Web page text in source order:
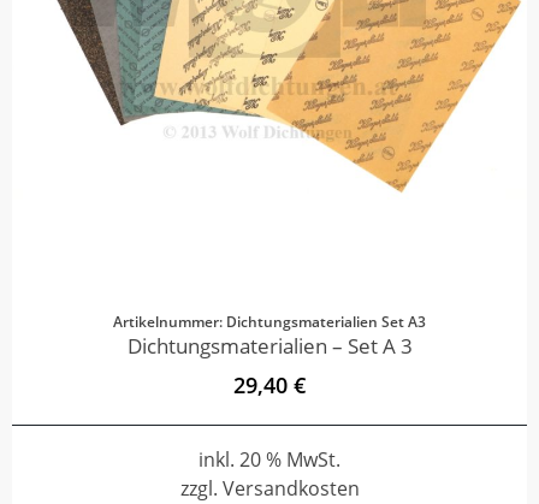
Artikelnummer: Dichtungsmaterialien Set A3
Dichtungsmaterialien – Set A 3
29,40 €
inkl. 20 % MwSt.
zzgl. Versandkosten